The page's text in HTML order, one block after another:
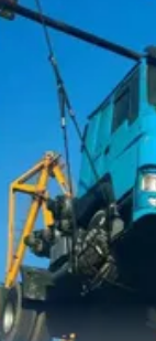
PRODUK
TENTANG
KAMI
TUR
PABRIK
KONTROL